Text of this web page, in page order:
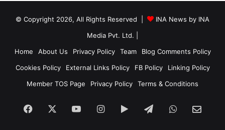
© Copyright 2026, All Rights Reserved |
INA News by INA
Media Pvt. Ltd.
Home
About Us Privacy Policy Team
Blog Comments Policy
Cookies Policy
External Links Policy FB Policy
Linking Policy
Member TOS Page
Privacy Policy Terms & Conditions
Facebook YouTubeInstagram
Google TelegramWhatsApp